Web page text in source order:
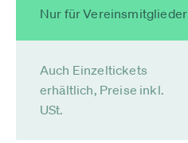
Nur für Vereinsmitglieder
Auch Einzeltickets
erhältlich, Preise inkl.
USt.